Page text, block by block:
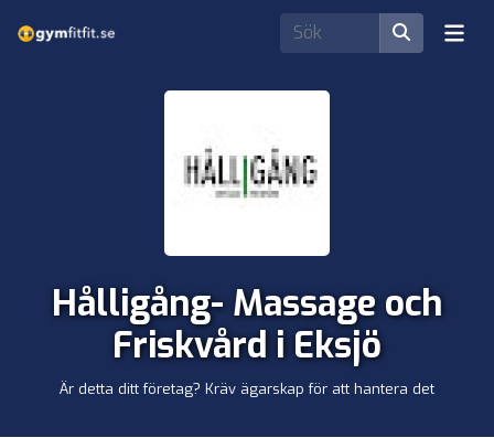
Hålligång- Massage och
Friskvård i Eksjö
Är detta ditt företag? Kräv ägarskap för att hantera det